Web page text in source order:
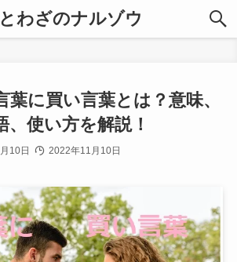
わざのナルゾウ
葉に買い言葉とは？意味、
、使い方を解説！
10日 2022年11月10日